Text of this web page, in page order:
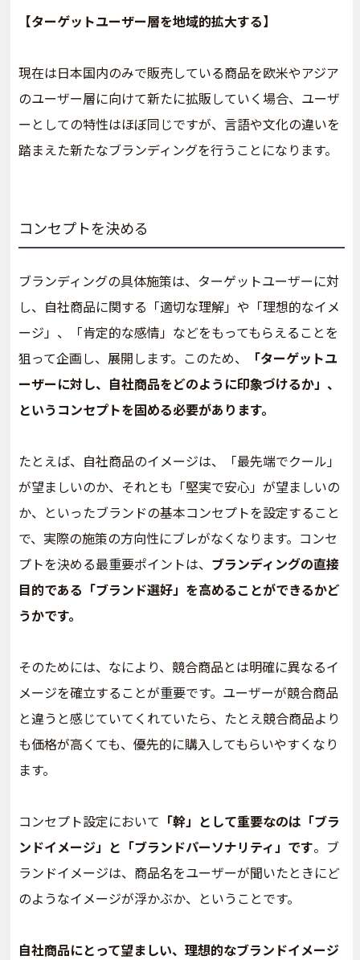
【ターゲットユーザー層を地域的拡大する】
現在は日本国内のみで販売している商品を欧米やアジア
のユーザー層に向けて新たに拡販していく場合、ユーザ
ーとしての特性はほぼ同じですが、言語や文化の違いを
踏まえた新たなブランディングを行うことになります。
コンセプトを決める
ブランディングの具体施策は、ターゲットユーザーに対
し、自社商品に関する「適切な理解」や「理想的なイメ
ージ」、「肯定的な感情」などをもってもらえることを
狙って企画し、展開します。このため、
「ターゲットユ
ーザーに対し、自社商品をどのように印象づけるか」、
というコンセプトを固める必要があります。
たとえば、自社商品のイメージは、「最先端でクール」
が望ましいのか、それとも「堅実で安心」が望ましいの
か、といったブランドの基本コンセプトを設定すること
で、実際の施策の方向性にブレがなくなります。コンセ
プトを決める最重要ポイントは、 ブランディングの直接
目的である「ブランド選好」を高めることができるかど
うかです。
そのためには、なにより、競合商品とは明確に異なるイ
メージを確立することが重要です。ユーザーが競合商品
と違うと感じていてくれていたら、たとえ競合商品より
も価格が高くても、優先的に購入してもらいやすくなり
ます。
コンセプト設定において 「幹」として重要なのは「ブラ
ンドイメージ」と「ブランドパーソナリティ」です。ブ
ランドイメージは、商品名をユーザーが聞いたときにど
のようなイメージが浮かぶか、ということです。
自社商品にとって望ましい、理想的なブランドイメージ